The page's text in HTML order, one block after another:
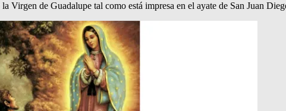
Virgen de Guadalupe tal como está impresa en el ayate de San Juan